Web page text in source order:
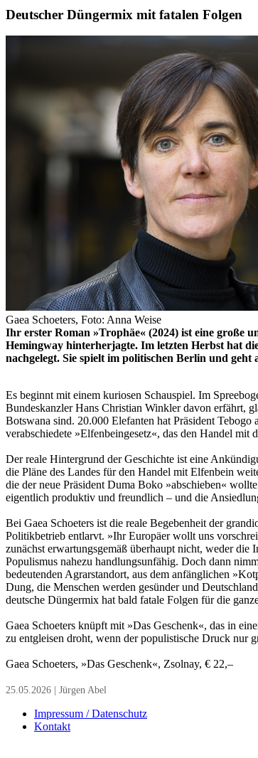
Deutscher Düngermix mit fatalen Folgen
Gaea Schoeters, Foto: Anna Weise
Ihr erster Roman »Trophäe« (2024) ist eine große
Hemingway hinterherjagte. Im letzten Herbst hat
nachgelegt. Sie spielt im politischen Berlin und
Es beginnt mit einem kuriosen Schauspiel. Im
Bundeskanzler Hans Christian Winkler davon erfährt,
Botswana sind. 20.000 Elefanten hat Präsident
verabschiedete »Elfenbeingesetz«, das den Handel mit
Der reale Hintergrund der Geschichte ist eine
die Pläne des Landes für den Handel mit Elfenbein
die der neue Präsident Duma Boko »abschieben«
eigentlich produktiv und freundlich – und die
Bei Gaea Schoeters ist die reale Begebenheit der
Politikbetrieb entlarvt. »Ihr Europäer wollt uns
zunächst erwartungsgemäß überhaupt nicht, weder
Populismus nahezu handlungsunfähig. Doch dann
bedeutenden Agrarstandort, aus dem anfänglichen
Dung, die Menschen werden gesünder und
deutsche Düngermix hat bald fatale Folgen für die
Gaea Schoeters knüpft mit »Das Geschenk«, das in
zu entgleisen droht, wenn der populistische Druck nur
Gaea Schoeters, »Das Geschenk«, Zsolnay, € 22,–
25.05.2026 | Jürgen Abel
Impressum / Datenschutz
Kontakt